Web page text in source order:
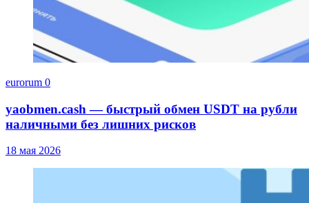
eurorum 0
yaobmen.cash — быстрый обмен USDT на рубли
наличными без лишних рисков
18 мая 2026